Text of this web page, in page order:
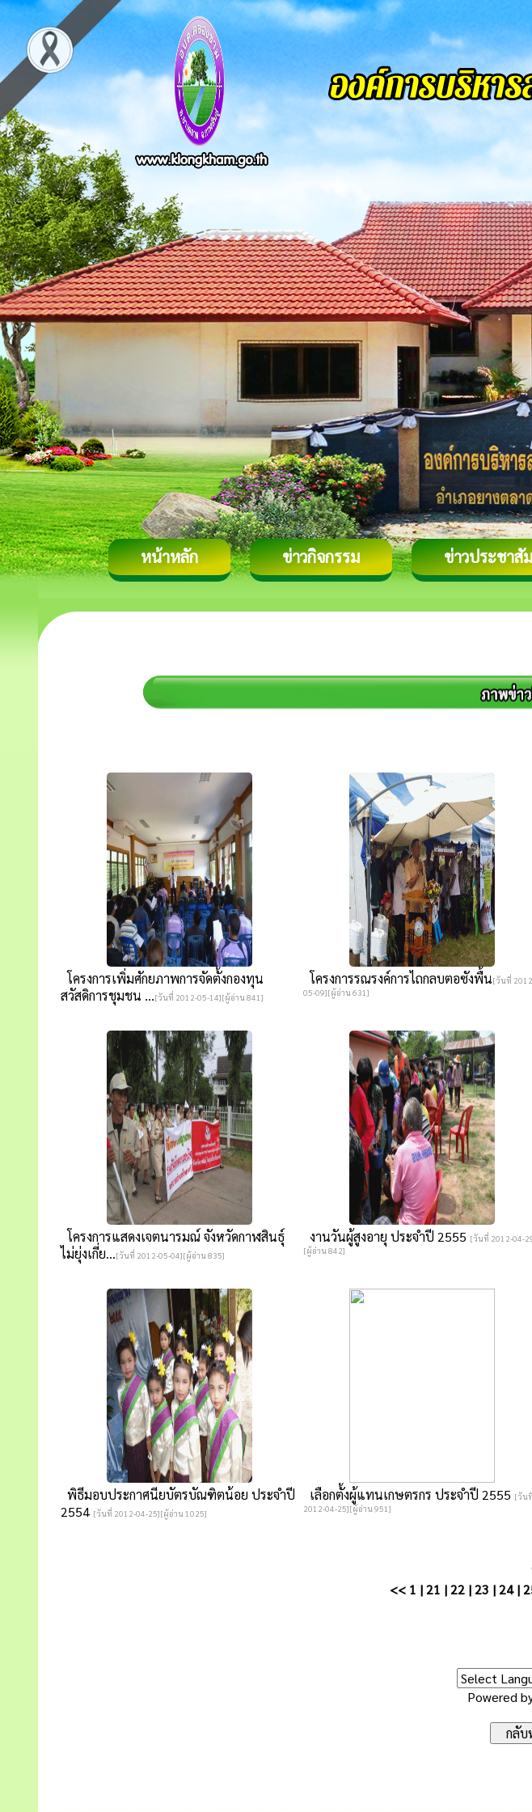
หน้าหลัก ข่าวกิจกรรม ข่าวประชาสั
โครงการเพิ่มศักยภาพการจัดตั้งกองทุน
สวัสดิการชุมชน ...[วันที่ 2012-05-14][ผู้อ่าน 841]
โครงการรณรงค์การไถกลบตอซังพื้น[วันที่
05-09][ผู้อ่าน 631]
โครงการแสดงเจตนารมณ์ จังหวัดกาฬสินธุ์
ไม่ยุ่งเกี่ย...[วันที่ 2012-05-04][ผู้อ่าน 835]
งานวันผู้สูงอายุ ประจำปี 2555 [วันที่ 2012-04-
[ผู้อ่าน 842]
พิธีมอบประกาศนียบัตรบัณฑิตน้อย ประจำปี
2554 [วันที่ 2012-04-25][ผู้อ่าน 1025]
เลือกตั้งผู้แทนเกษตรกร ประจำปี 2555 [วันที่
2012-04-25][ผู้อ่าน 951]
<< 1 |21 |22|23 |24|
Powered